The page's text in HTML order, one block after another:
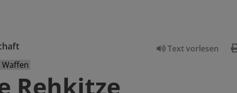
Text vorlesen
Waffen
Rehkitze